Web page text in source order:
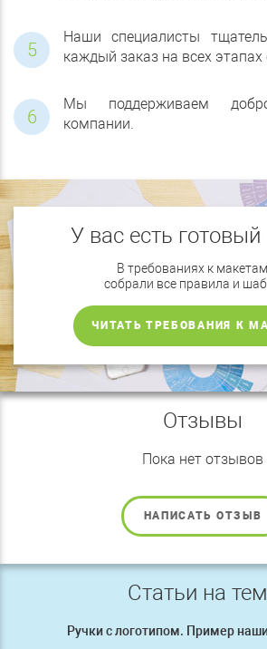
Наши специалисты
каждый заказ на всех этапах
Мы поддерживаем
компании.
У вас есть готовый
В требованиях к
собрали все правила и
ЧИТАТЬ ТРЕБОВАНИЯ К
Отзывы
Пока нет отзывов
НАПИСАТЬ ОТЗЫВ
Статьи на
Ручки с логотипом. Пример